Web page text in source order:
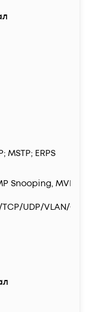
MSTP; ERPS
Snooping, MVR
UDP/VLAN/